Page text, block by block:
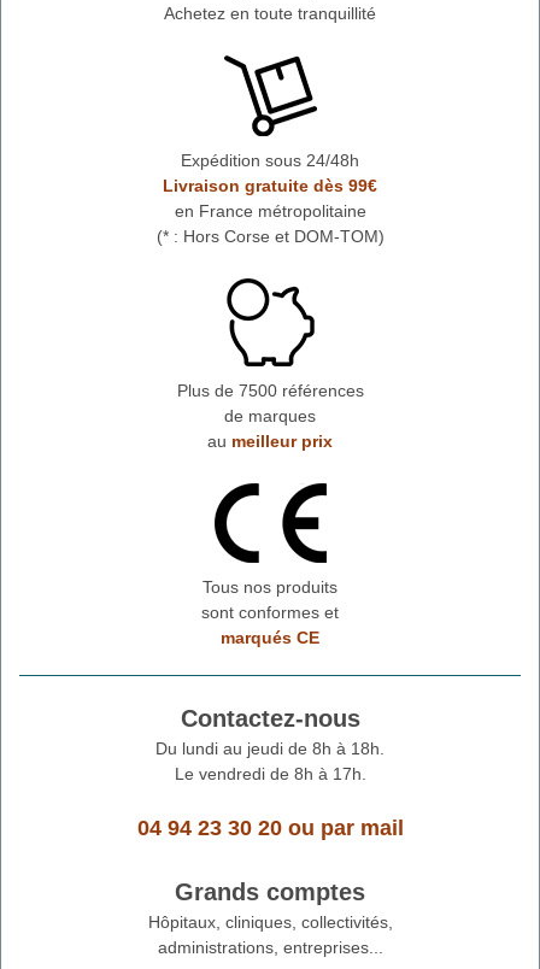
Achetez en toute tranquillité
Expédition sous 24/48h
Livraison gratuite dès 99€
en France métropolitaine
(* : Hors Corse et DOM-TOM)
Plus de 7500 références
de marques
au meilleur prix
Tous nos produits
sont conformes et
marqués CE
Contactez-nous
Du lundi au jeudi de 8h à 18h.
Le vendredi de 8h à 17h.
04 94 23 30 20ou par mail
Grands comptes
Hôpitaux, cliniques, collectivités,
administrations, entreprises...